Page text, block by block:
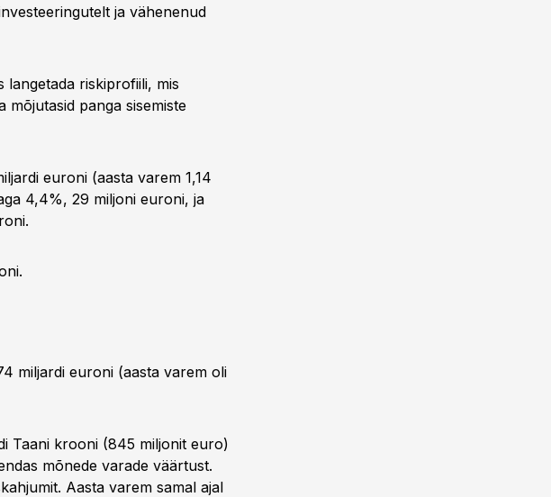
ja vähenenud
langetada riskiprofiili, mis
mõjutasid panga sisemiste
euroni (aasta varem 1,14
4,4%, 29 miljoni euroni, ja
miljardi euroni (aasta varem oli
Taani krooni (845 miljonit euro)
mõnede varade väärtust.
Aasta varem samal ajal